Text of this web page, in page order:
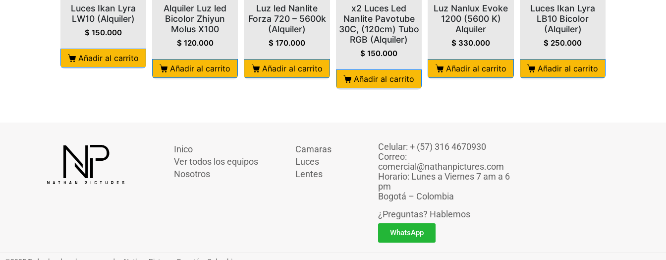
Luces Ikan Lyra
LW10 (Alquiler)
$ 150.000
Añadir al carrito
Alquiler Luz led
Bicolor Zhiyun
Molus X100
$ 120.000
Añadir al carrito
Luz led Nanlite
Forza 720 – 5600k
(Alquiler)
$ 170.000
Añadir al carrito
x2 Luces Led
Nanlite Pavotube
30C, (120cm) Tubo
RGB (Alquiler)
$ 150.000
Añadir al carrito
Luz Nanlux Evoke
1200 (5600 K)
Alquiler
$ 330.000
Añadir al carrito
Luces Ikan Lyra
LB10 Bicolor
(Alquiler)
$ 250.000
Añadir al carrito
Inico
Ver todos los equipos
Nosotros
Camaras
Luces
Lentes
Celular: + (57) 316 4670930
Correo:
comercial@nathanpictures.com
Horario: Lunes a Viernes 7 am a 6
pm
Bogotá – Colombia
¿Preguntas? Hablemos
WhatsApp